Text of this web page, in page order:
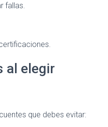
fallas.
al elegir
que debes evitar: